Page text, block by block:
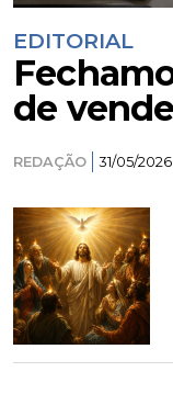
EDITORIAL
de
REDAÇÃO 31/05/